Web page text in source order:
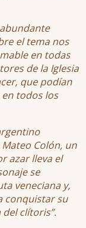
el tema nos
en todas
de la Iglesia
que podían
todos los
Colón, un
azar lleva el
se
veneciana y,
conquistar su
clítoris”.